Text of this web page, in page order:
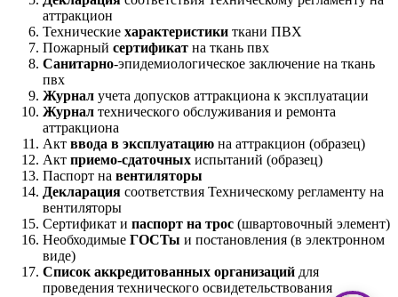
аттракцион
Технические характеристики ткани ПВХ
Пожарный сертификат на ткань пвх
Санитарно-эпидемиологическое заключение на ткань
пвх
Журнал учета допусков аттракциона к эксплуатации
Журнал технического обслуживания и ремонта
аттракциона
Акт ввода в эксплуатацию на аттракцион (образец)
Акт приемо-сдаточных испытаний (образец)
Паспорт на вентиляторы
Декларация соответствия Техническому регламенту на
вентиляторы
Сертификат и паспорт на трос (швартовочный элемент)
Необходимые ГОСТы и постановления (в электронном
виде)
Список аккредитованных организаций для
проведения технического освидетельствования